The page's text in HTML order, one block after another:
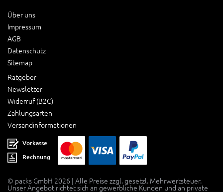
Über uns
Impressum
AGB
Datenschutz
Sitemap
Ratgeber
Newsletter
Widerruf (B2C)
Zahlungsarten
Versandinformationen
Vorkasse
Rechnung
© packs GmbH 2026 | Alle Preise zzgl. gesetzl. Mehrwertsteuer.
Unser Angebot richtet sich an gewerbliche Kunden und an private